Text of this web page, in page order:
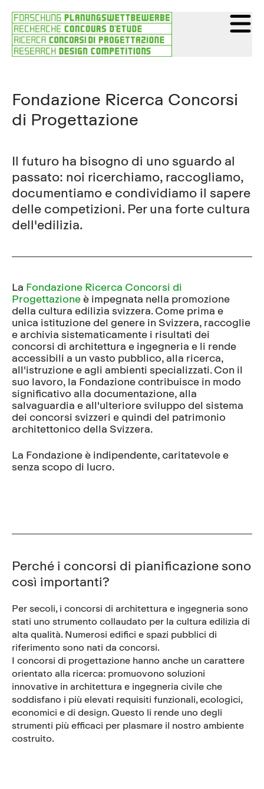
Fondazione Ricerca Concorsi
di Progettazione
Il futuro ha bisogno di uno sguardo al
passato: noi ricerchiamo, raccogliamo,
documentiamo e condividiamo il sapere
delle competizioni. Per una forte cultura
dell'edilizia.
La Fondazione Ricerca Concorsi di
Progettazioneè impegnata nella promozione
della cultura edilizia svizzera. Come prima e
unica istituzione del genere in Svizzera, raccoglie
e archivia sistematicamente i risultati dei
concorsi di architettura e ingegneria e li rende
accessibili a un vasto pubblico, alla ricerca,
all'istruzione e agli ambienti specializzati. Con il
suo lavoro, la Fondazione contribuisce in modo
significativo alla documentazione, alla
salvaguardia e all'ulteriore sviluppo del sistema
dei concorsi svizzeri e quindi del patrimonio
architettonico della Svizzera.
La Fondazione è indipendente, caritatevole e
senza scopo di lucro.
Perché i concorsi di pianificazione sono
così importanti?
Per secoli, i concorsi di architettura e ingegneria sono
stati uno strumento collaudato per la cultura edilizia di
alta qualità. Numerosi edifici e spazi pubblici di
riferimento sono nati da concorsi.
I concorsi di progettazione hanno anche un carattere
orientato alla ricerca: promuovono soluzioni
innovative in architettura e ingegneria civile che
soddisfano i più elevati requisiti funzionali, ecologici,
economici e di design. Questo li rende uno degli
strumenti più efficaci per plasmare il nostro ambiente
costruito.